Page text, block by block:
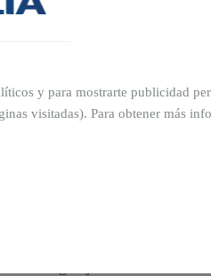
para ti.
tu vehículo
y para mostrarte publicidad
visitadas). Para obtener más